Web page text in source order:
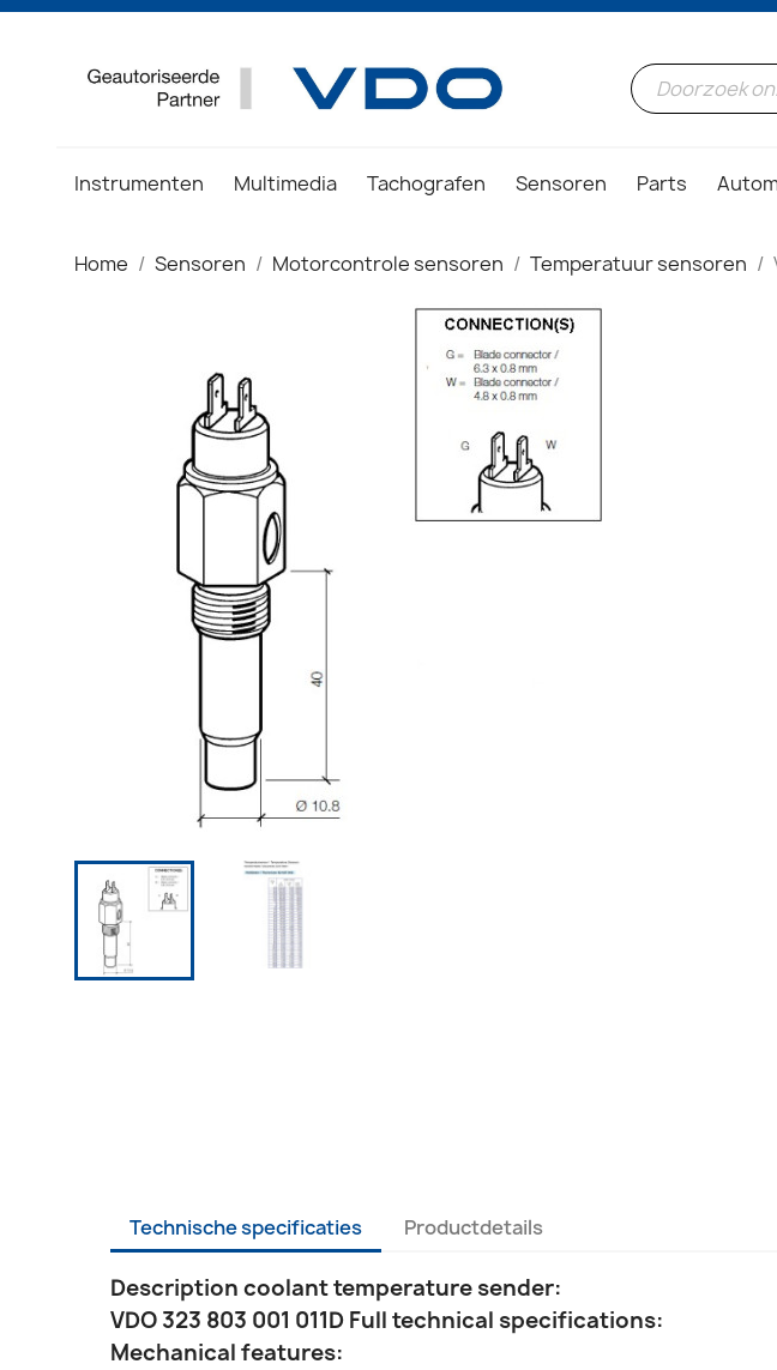
Instrumenten Multimedia Tachografen Sensoren Parts
Home Sensoren Motorcontrole sensoren Temperatuur sensoren
Technische specificaties Productdetails
Description coolant temperature sender:
VDO 323 803 001 011D Full technical specifications:
Mechanical features: